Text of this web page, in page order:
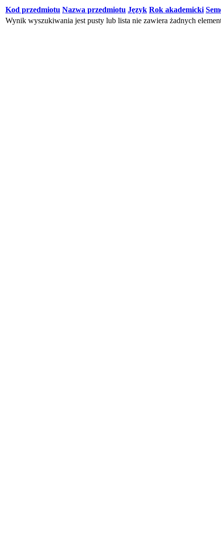
Kod przedmiotu Nazwa przedmiotu Język Rok akademicki
Wynik wyszukiwania jest pusty lub lista nie zawiera żadnych